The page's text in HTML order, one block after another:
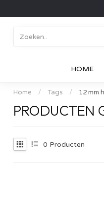
HOME
Home / Tags / 12 mm
PRODUCTEN
0 Producten